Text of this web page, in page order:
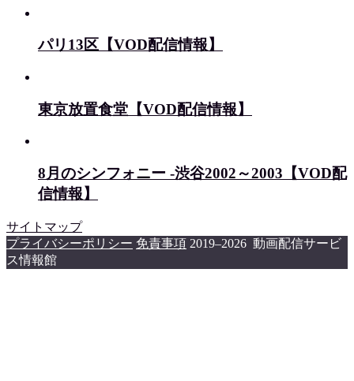
パリ13区【VOD配信情報】
東京放置食堂【VOD配信情報】
8月のシンフォニー -渋谷2002～2003【VOD配
信情報】
サイトマップ
プライバシーポリシー 免責事項 2019–2026 動画配信サービ
ス情報館